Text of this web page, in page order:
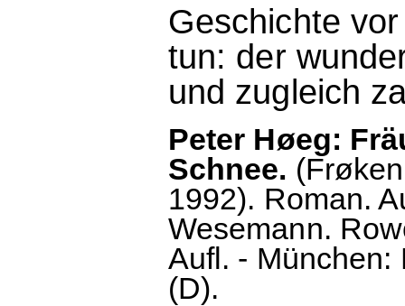
Geschichte
tun: der
und zugleich
Peter Høeg:
Schnee.
1992). Roman.
Wesemann.
Aufl. - München:
(D).